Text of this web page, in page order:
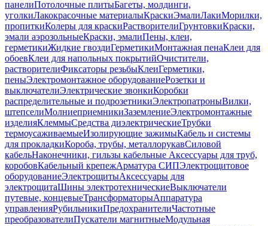
панелиПотолочные плитыБагеты, молдинги,
уголкиЛакокрасочные материалыКраскиЭмалиЛакиМорилки,
пропиткиКолеры для краскиРастворителиГрунтовкиКраски,
эмали аэрозольныеКраски, эмалиПены, клеи,
герметикиЖидкие гвоздиГерметикиМонтажная пенаКлеи для
обоевКлеи для напольных покрытийОчистители,
растворителиФиксаторы резьбыКлеиГерметики,
пеныЭлектромонтажное оборудованиеРозетки и
выключателиЭлектрические звонкиКоробки
распределительные и подрозетникиЭлектропатроныВилки,
штепселиМолниеприемникиЗаземлениеЭлектромонтажные
изделияКлеммыСредства диэлектрическиеТрубки
термоусаживаемыеИзолирующие зажимыКабель и системы
для прокладкиКороба, трубы, металлорукавСиловой
кабельНаконечники, гильзы кабельные Аксессуары для труб,
коробовКабельный крепежАрматура СИПЭлектрощитовое
оборудованиеЭлектрощитыАксессуары для
электрощитаШины электротехническиеВыключатели
путевые, концевыеТрансформаторыАппаратура
управленияРубильникиПредохранителиЧастотные
преобразователиПускатели магнитныеМодульная